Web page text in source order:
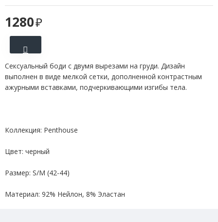
1280
Сексуальный боди с двумя вырезами на груди. Дизайн
выполнен в виде мелкой сетки, дополненной контрастным
ажурными вставками, подчеркивающими изгибы тела.
Коллекция: Penthouse
Цвет: черный
Размер: S/M (42-44)
Материал: 92% Нейлон, 8% Эластан